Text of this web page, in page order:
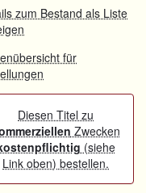
zum Bestand als Liste
für
Diesen Titel zu
Zwecken
(siehe
Link oben) bestellen.